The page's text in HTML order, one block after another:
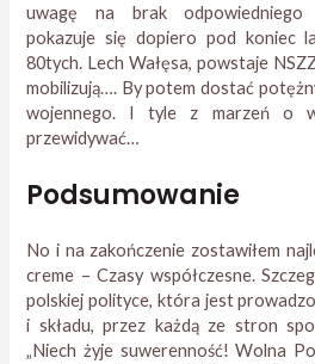
uwagę na brak odpowiedniego
pokazuje się dopiero pod koniec
80tych. Lech Wałęsa, powstaje
mobilizują…. By potem dostać
wojennego. I tyle z marzeń o
przewidywać…
Podsumowanie
No i na zakończenie zostawiłem
creme – Czasy współczesne.
polskiej polityce, która jest
i składu, przez każdą ze stron
„Niech żyje suwerenność! Wolna